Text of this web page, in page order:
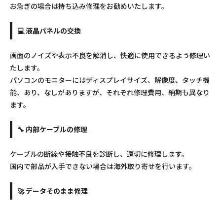
お急ぎの場合は持ち込み修理をお勧めいたします。
💻 液晶パネルの交換
画面のノイズや表示不良を解消し、快適に使用できるよう修理い
たします。
パソコンのモニターにはディスプレイサイズ、解像度、タッチ機
能、あり、なしがありますが、それぞれ修理費用、納期も異なり
ます。
🔧 内部ケーブルの修理
ケーブルの断線や接触不良を診断し、適切に修理します。
国内で部品が入手できない場合は海外取り寄せを行います。
🚀 データそのまま修理